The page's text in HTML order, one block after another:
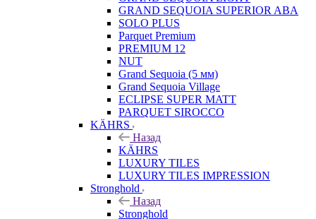
GRAND SEQUOIA SUPERIOR ABA
SOLO PLUS
Parquet Premium
PREMIUM 12
NUT
Grand Sequoia (5 мм)
Grand Sequoia Village
ECLIPSE SUPER MATT
PARQUET SIROCCO
KÄHRS
Назад
KÄHRS
LUXURY TILES
LUXURY TILES IMPRESSION
Stronghold
Назад
Stronghold